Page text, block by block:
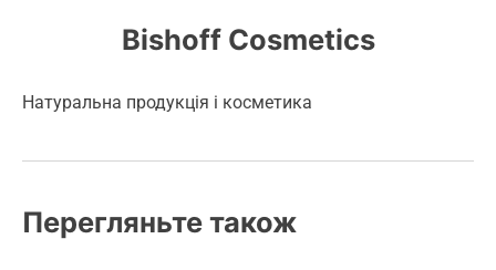
Bishoff Cosmetics
Натуральна продукція і косметика
Перегляньте також